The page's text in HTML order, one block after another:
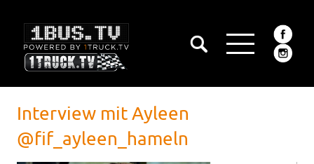
Interview mit Ayleen
@fif_ayleen_hameln